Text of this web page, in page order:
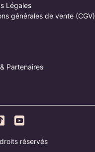
Légales
générales de vente (CGV)
Partenaires
réservés